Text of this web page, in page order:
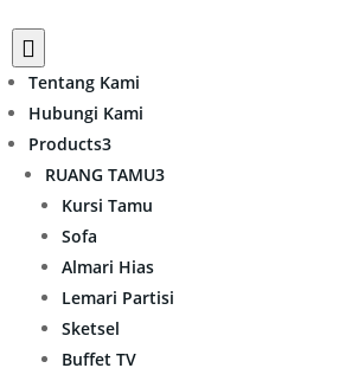

Tentang Kami
Hubungi Kami
Products3
RUANG TAMU3
Kursi Tamu
Sofa
Almari Hias
Lemari Partisi
Sketsel
Buffet TV